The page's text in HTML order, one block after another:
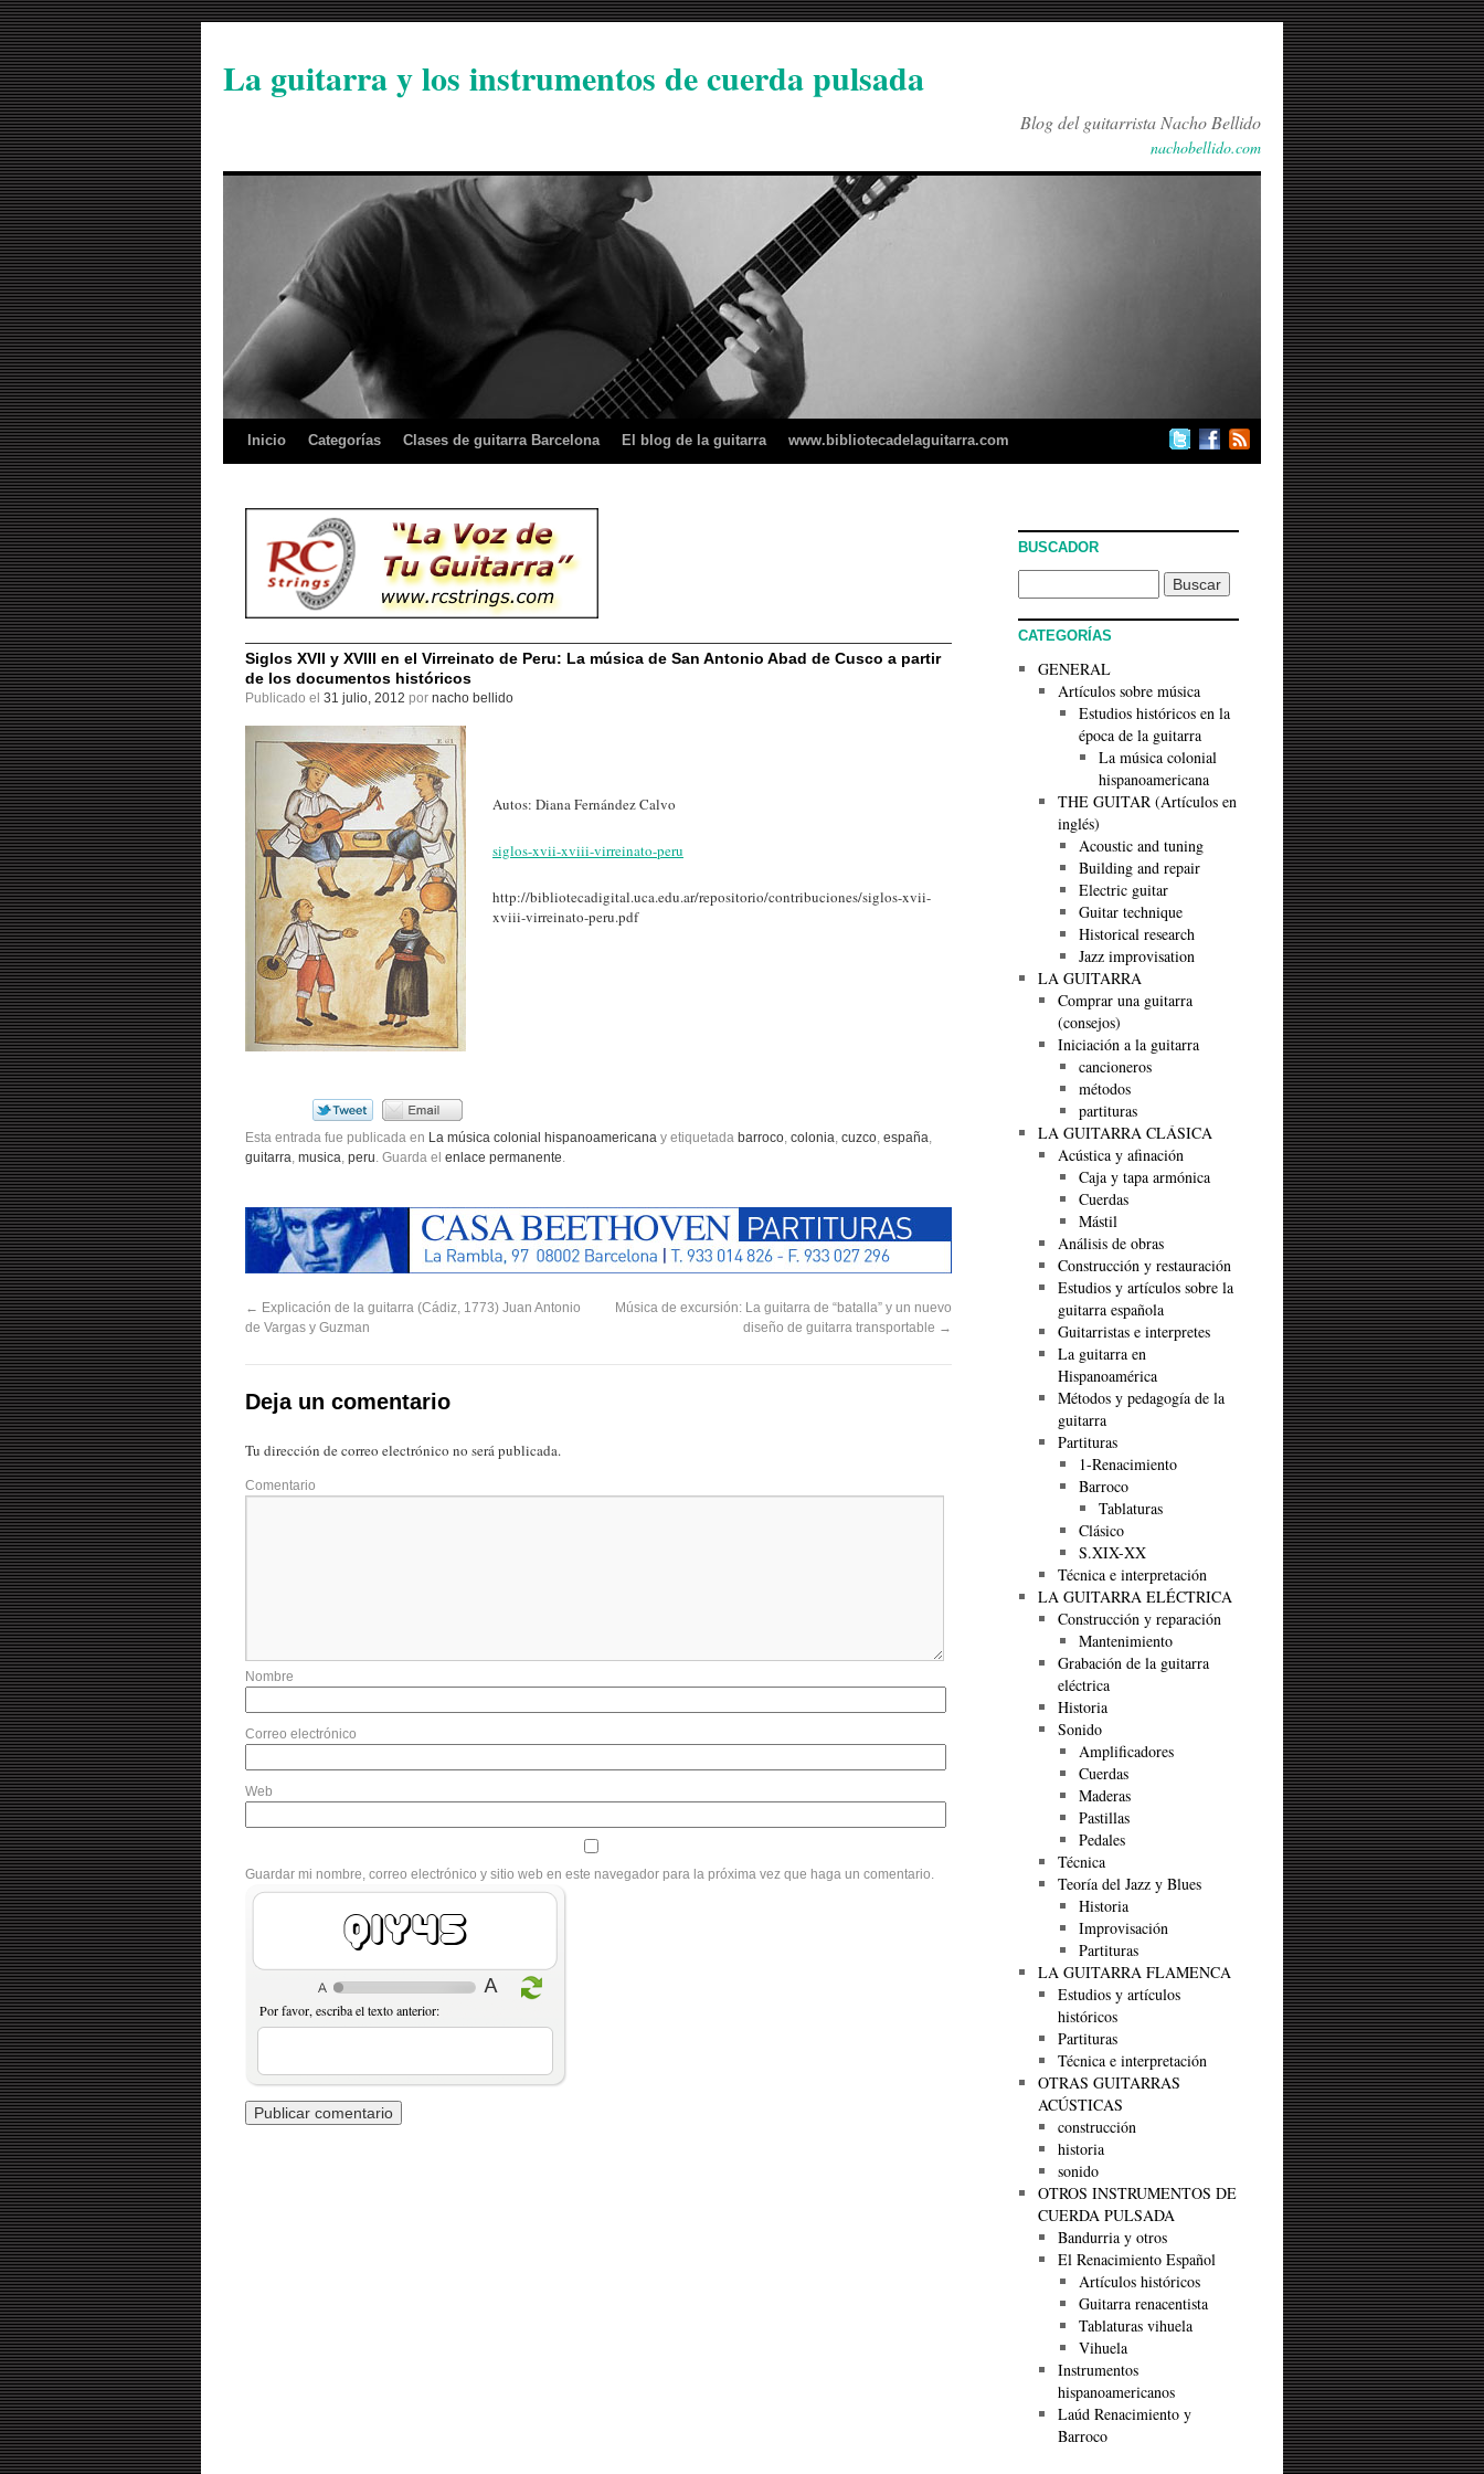
La guitarra y los instrumentos de cuerda pulsada
Blog del guitarrista Nacho Bellido
nachobellido.com
Inicio Categorías Clases de guitarra Barcelona El blog de la guitarra www.bibliotecadelaguitarra.com
Siglos XVII y XVIII en el Virreinato de Peru: La música de San Antonio Abad de Cusco a partir
de los documentos históricos
Publicado el 31 julio, 2012 por nacho bellido
Autos: Diana Fernández Calvo
siglos-xvii-xviii-virreinato-peru
http://bibliotecadigital.uca.edu.ar/repositorio/contribuciones/siglos-xvii-
xviii-virreinato-peru.pdf
Esta entrada fue publicada en La música colonial hispanoamericana y etiquetada barroco colonia cuzco españa
guitarra musica peru . Guarda el enlace permanente
← Explicación de la guitarra (Cádiz, 1773) Juan Antonio
de Vargas y Guzman
Música de excursión: La guitarra de “batalla” y un nuevo
diseño de guitarra transportable →
Deja un comentario
Tu dirección de correo electrónico no será publicada.
Comentario
Nombre
Correo electrónico
Web
Guardar mi nombre, correo electrónico y sitio web en este navegador para la próxima vez que haga un comentario.
Flirb
Por favor, escriba el texto anterior:
BUSCADOR
CATEGORÍAS
GENERAL
Artículos sobre música
Estudios históricos en la
época de la guitarra
La música colonial
hispanoamericana
THE GUITAR (Artículos en
inglés)
Acoustic and tuning
Building and repair
Electric guitar
Guitar technique
Historical research
Jazz improvisation
LA GUITARRA
Comprar una guitarra
(consejos)
Iniciación a la guitarra
cancioneros
métodos
partituras
LA GUITARRA CLÁSICA
Acústica y afinación
Caja y tapa armónica
Cuerdas
Mástil
Análisis de obras
Construcción y restauración
Estudios y artículos sobre la
guitarra española
Guitarristas e interpretes
La guitarra en
Hispanoamérica
Métodos y pedagogía de la
guitarra
Partituras
1-Renacimiento
Barroco
Tablaturas
Clásico
S.XIX-XX
Técnica e interpretación
LA GUITARRA ELÉCTRICA
Construcción y reparación
Mantenimiento
Grabación de la guitarra
eléctrica
Historia
Sonido
Amplificadores
Cuerdas
Maderas
Pastillas
Pedales
Técnica
Teoría del Jazz y Blues
Historia
Improvisación
Partituras
LA GUITARRA FLAMENCA
Estudios y artículos
históricos
Partituras
Técnica e interpretación
OTRAS GUITARRAS
ACÚSTICAS
construcción
historia
sonido
OTROS INSTRUMENTOS DE
CUERDA PULSADA
Bandurria y otros
El Renacimiento Español
Artículos históricos
Guitarra renacentista
Tablaturas vihuela
Vihuela
Instrumentos
hispanoamericanos
Laúd Renacimiento y
Barroco